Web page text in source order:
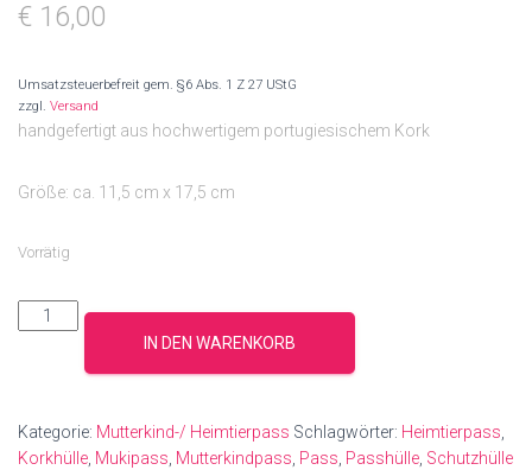
€ 16,00
Umsatzsteuerbefreit gem. §6 Abs. 1 Z 27 UStG
zzgl. Versand
handgefertigt aus hochwertigem portugiesischem Kork
Größe: ca. 11,5 cm x 17,5 cm
Vorrätig
Leo
IN DEN WARENKORB
Kategorie: Mutterkind-/ Heimtierpass Schlagwörter: Heimtierpass,
Korkhülle, Mukipass, Mutterkindpass, Pass, Passhülle, Schutzhülle